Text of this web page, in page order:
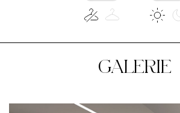
GALERIE